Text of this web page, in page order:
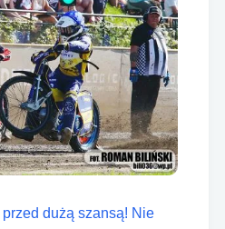
dużą szansą! Nie